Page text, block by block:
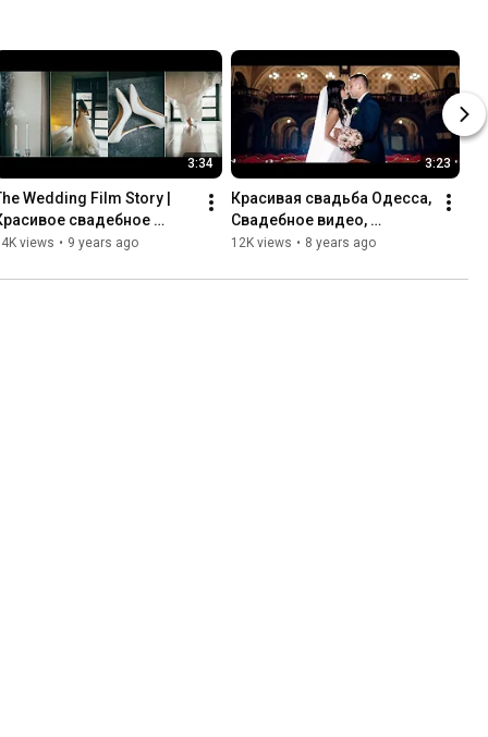
3:34
Wedding Film Story |
свадебное
| Свадебный клип,
views • 9 years ago
3:23
Красивая свадьба Одесса,
Свадебное видео,
Современная свадебная
вся Украина
12K views • 8 years ago